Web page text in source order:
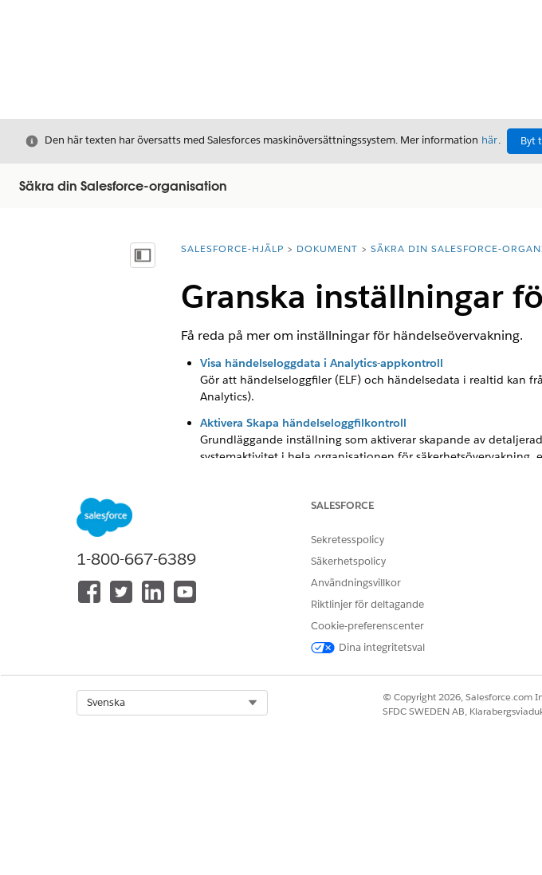
Stäng
Den här texten har översatts med Salesforces maskinöversättningssystem. Mer information här. Byt
Säkra din Salesforce-organisation
Visa innehållsförteckning
Du är här:
SALESFORCE-HJÄLP DOKUMENT SÄKRA DIN SALESFORCE-
Granska inställningar
Få reda på mer om inställningar för händelseövervakning.
Visa händelseloggdata i Analytics-appkontroll
Gör att händelseloggfiler (ELF) och händelsedata i realtid kan
Analytics).
Aktivera Skapa händelseloggfilkontroll
Grundläggande inställning som aktiverar skapande av
systemaktivitet i hela organisationen för säkerhetsövervakning,
Samlar in detaljerade JavaScript-fel på klientsidan,
Aktivera transaktionssäkerhetspolicyer för att fånga upp
Policymotor i realtid som fångar upp och utvärderar
innan de slutförs med hjälp av
LÖSTE DENNA ARTIKEL DITT PROBLEM?
Berätta för oss vad vi kan förbättra!
1-800-667-6389
SALESFORCE
Sekretesspolicy
Säkerhetspolicy
Användningsvillkor
Riktlinjer för deltagande
Cookie-preferenscenter
Dina integritetsval
Svenska
© Copyright 2026, Salesforce.com
SFDC SWEDEN AB,